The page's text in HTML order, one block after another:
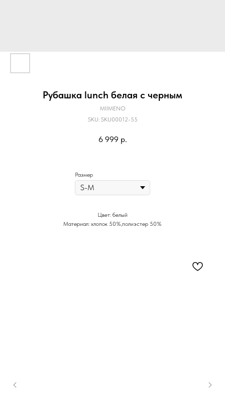
Рубашка lunch белая с черным
MIIMENO
SKU: SKU00012-55
6 999 р.
Размер
Цвет: белый
Материал: хлопок 50%,полиэстер 50%